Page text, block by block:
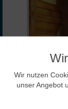
Wir nutzen
unser Angebot